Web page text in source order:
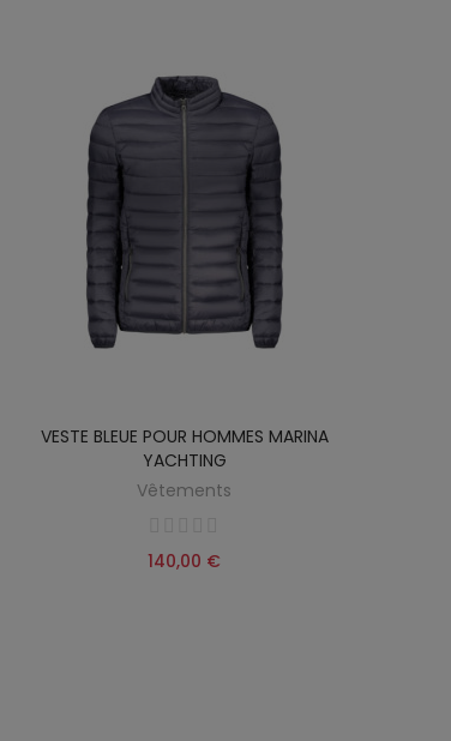
VESTE BLEUE POUR HOMMES MARINA
YACHTING
Vêtements
140,00 €